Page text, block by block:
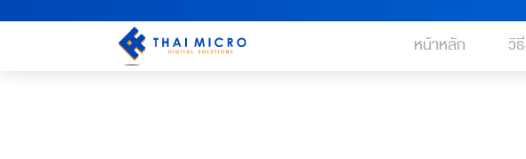
หน้าหลัก วิ